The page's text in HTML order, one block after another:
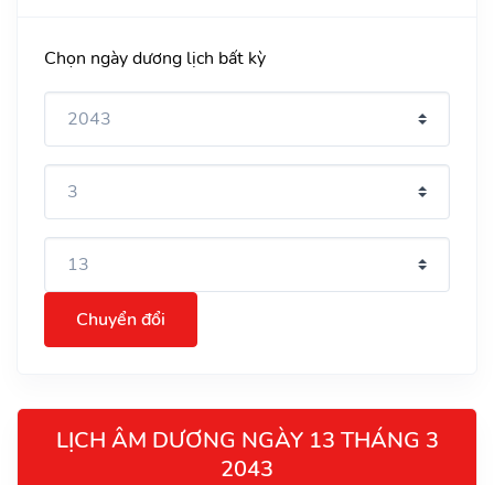
Chọn ngày dương lịch bất kỳ
Chuyển đổi
LỊCH ÂM DƯƠNG NGÀY 13 THÁNG 3
2043